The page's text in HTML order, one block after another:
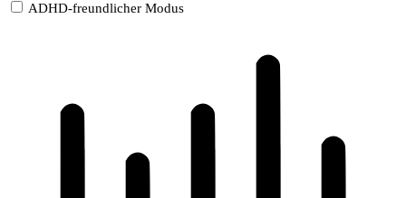
ADHD-freundlicher Modus